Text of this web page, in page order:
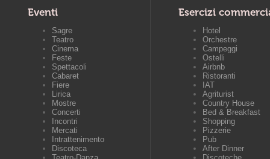
Eventi
Sagre
Teatro
Cinema
Feste
Spettacoli
Cabaret
Fiere
Lirica
Mostre
Concerti
Incontri
Mercati
Intrattenimento
Discoteca
Esercizi
Hotel
Orchestre
Campeggi
Ostelli
Airbnb
Ristoranti
IAT
Agriturist
Country House
Bed & Breakfast
Shopping
Pizzerie
Pub
After Dinner